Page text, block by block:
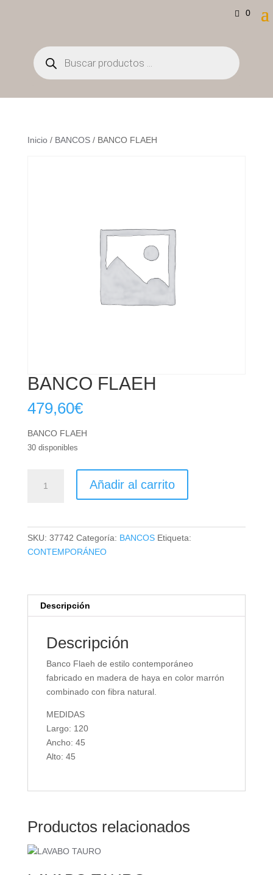
0
Búsqueda
de
productos
Inicio/ BANCOS/ BANCO FLAEH
BANCO FLAEH
479,60€
BANCO FLAEH
30 disponibles
FLAEH
Añadir al carrito
SKU: 37742 Categoría: BANCOS Etiqueta:
CONTEMPORÁNEO
Descripción
Descripción
Banco Flaeh de estilo contemporáneo
fabricado en madera de haya en color marrón
combinado con fibra natural.
MEDIDAS
Largo: 120
Ancho: 45
Alto: 45
Productos relacionados